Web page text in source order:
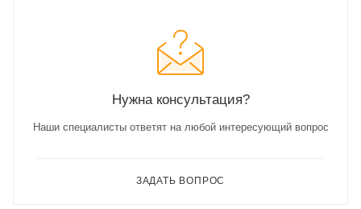
Нужна консультация?
Наши специалисты ответят на любой интересующий вопрос
ЗАДАТЬ ВОПРОС